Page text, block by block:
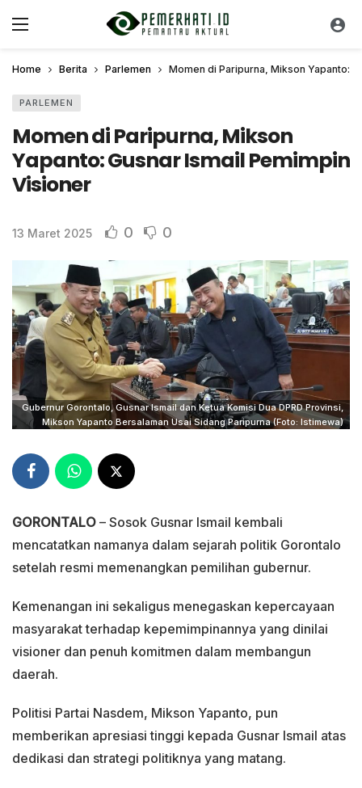
Home Berita Parlemen Momen di Paripurna, Mikson Yapanto:
PARLEMEN
Momen di Paripurna, Mikson
Yapanto: Gusnar Ismail Pemimpin
Visioner
13 Maret 2025 0 0
Gubernur Gorontalo, Gusnar Ismail dan Ketua Komisi Dua DPRD Provinsi,
Mikson Yapanto Bersalaman Usai Sidang Paripurna (Foto: Istimewa)
GORONTALO – Sosok Gusnar Ismail kembali
mencatatkan namanya dalam sejarah politik Gorontalo
setelah resmi memenangkan pemilihan gubernur.
Kemenangan ini sekaligus menegaskan kepercayaan
masyarakat terhadap kepemimpinannya yang dinilai
visioner dan penuh komitmen dalam membangun
daerah.
Politisi Partai Nasdem, Mikson Yapanto, pun
memberikan apresiasi tinggi kepada Gusnar Ismail atas
dedikasi dan strategi politiknya yang matang.